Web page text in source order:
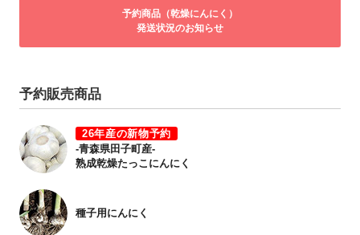
予約商品（乾燥にんにく）
発送状況のお知らせ
予約販売商品
26年産の新物予約
-青森県田子町産-
熟成乾燥たっこにんにく
種子用にんにく